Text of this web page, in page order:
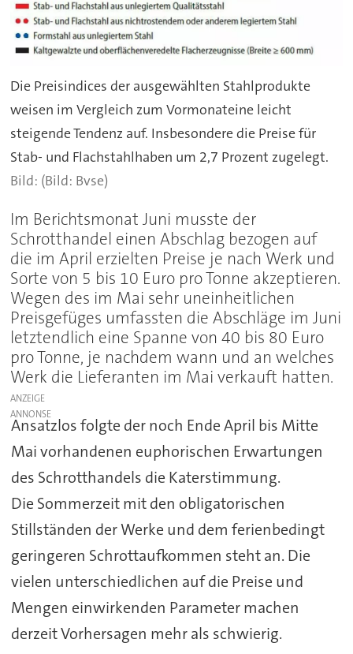
Die Preisindices der ausgewählten Stahlprodukte
weisen im Vergleich zum Vormonateine leicht
steigende Tendenz auf. Insbesondere die Preise für
Stab- und Flachstahlhaben um 2,7 Prozent zugelegt.
(Bild: Bvse)
Im Berichtsmonat Juni musste der
Schrotthandel einen Abschlag bezogen auf
die im April erzielten Preise je nach Werk und
Sorte von 5 bis 10 Euro pro Tonne akzeptieren.
Wegen des im Mai sehr uneinheitlichen
Preisgefüges umfassten die Abschläge im Juni
letztendlich eine Spanne von 40 bis 80 Euro
pro Tonne, je nachdem wann und an welches
Werk die Lieferanten im Mai verkauft hatten.
ANZEIGE
Ansatzlos folgte der noch Ende April bis Mitte
Mai vorhandenen euphorischen Erwartungen
des Schrotthandels die Katerstimmung.
Die Sommerzeit mit den obligatorischen
Stillständen der Werke und dem ferienbedingt
geringeren Schrottaufkommen steht an. Die
vielen unterschiedlichen auf die Preise und
Mengen einwirkenden Parameter machen
derzeit Vorhersagen mehr als schwierig.